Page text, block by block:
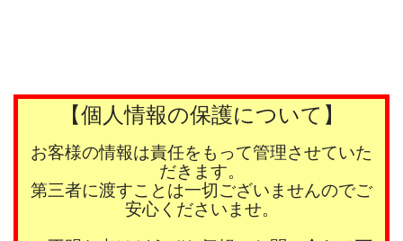
【個人情報の保護について】
お客様の情報は責任をもって管理させていた
だきます。
第三者に渡すことは一切ございませんのでご
安心くださいませ。